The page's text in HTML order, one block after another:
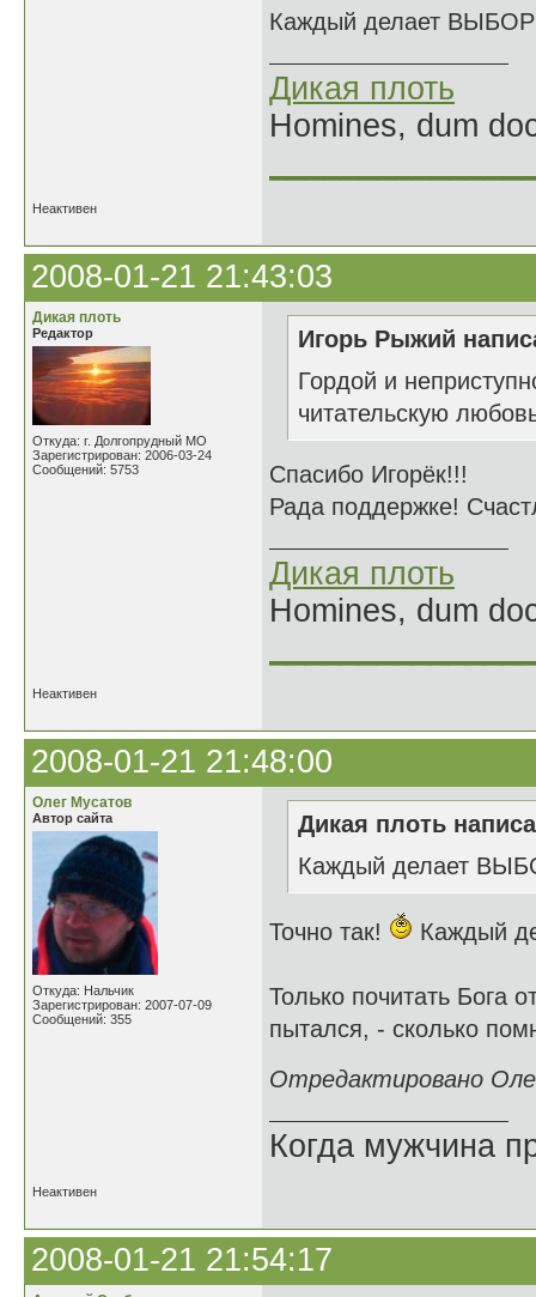
Каждый делает ВЫБОР
Дикая плоть
Homines, dum
Неактивен
2008-01-21 21:43:03
Дикая плоть
Редактор
Откуда: г. Долгопрудный МО
Зарегистрирован: 2006-03-24
Сообщений: 5753
Игорь Рыжий
Гордой и
читательскую
Спасибо Игорёк!!!
Рада поддержке!
Дикая плоть
Homines, dum
Неактивен
2008-01-21 21:48:00
Олег Мусатов
Автор сайта
Откуда: Нальчик
Зарегистрирован: 2007-07-09
Сообщений: 355
Дикая плоть
Каждый делает
Точно так! Каждый
Только почитать Бога
пытался, - сколько
Отредактировано
Когда мужчина
Неактивен
2008-01-21 21:54:17